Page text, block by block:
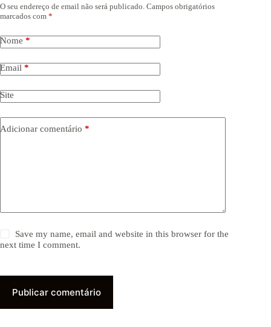
O seu endereço de email não será publicado. Campos obrigatórios
marcados com *
Nome *
Email *
Site
Adicionar comentário *
Save my name, email and website in this browser for the
next time I comment.
Publicar comentário